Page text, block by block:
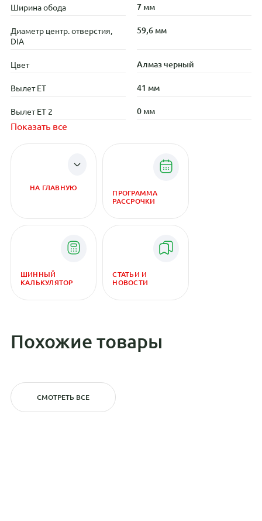
Ширина обода 7 мм
Диаметр центр. отверстия,
DIA
59,6 мм
Цвет Алмаз черный
Вылет ET 41 мм
Вылет ET 2 0 мм
Показать все
НА ГЛАВНУЮ
ПРОГРАММА
РАССРОЧКИ
ШИННЫЙ
КАЛЬКУЛЯТОР
СТАТЬИ И
НОВОСТИ
Похожие товары
СМОТРЕТЬ ВСЕ